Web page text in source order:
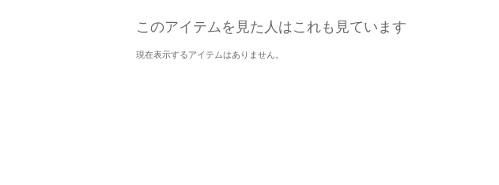
このアイテムを見た人はこれも見ています
現在表示するアイテムはありません。